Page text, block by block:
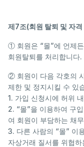
제7조(회원 탈퇴 및 자격
① 회원은 “몰”에 언제
회원탈퇴를 처리합니다.
② 회원이 다음 각호의
제한 및 정지시킬 수 있
1. 가입 신청시에 허위
2. “몰”을 이용하여 구
여 회원이 부담하는 채
3. 다른 사람의 “몰” 이
자상거래 질서를 위협하